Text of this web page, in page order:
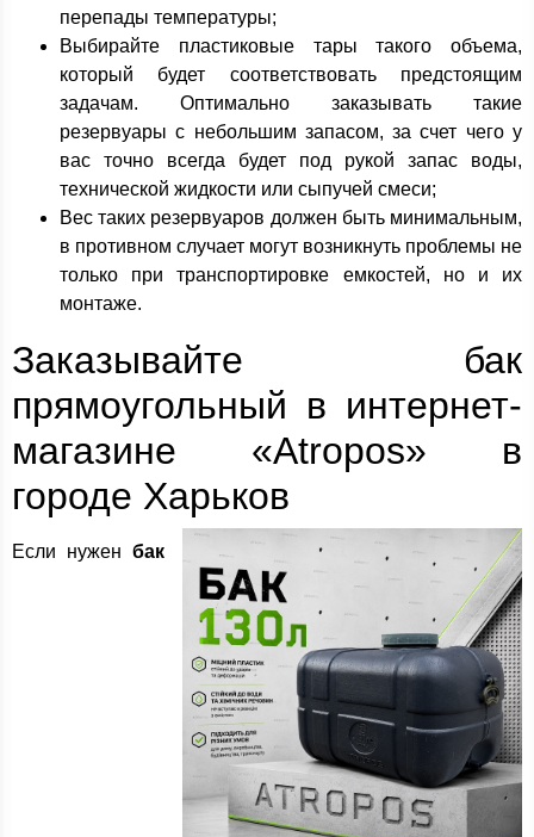
перепады температуры;
Выбирайте пластиковые тары такого объема,
который будет соответствовать предстоящим
задачам. Оптимально заказывать такие
резервуары с небольшим запасом, за счет чего у
вас точно всегда будет под рукой запас воды,
технической жидкости или сыпучей смеси;
Вес таких резервуаров должен быть минимальным,
в противном случает могут возникнуть проблемы не
только при транспортировке емкостей, но и их
монтаже.
Заказывайте бак
прямоугольный в интернет-
магазине «Atropos» в
городе Харьков
Если нужен бак